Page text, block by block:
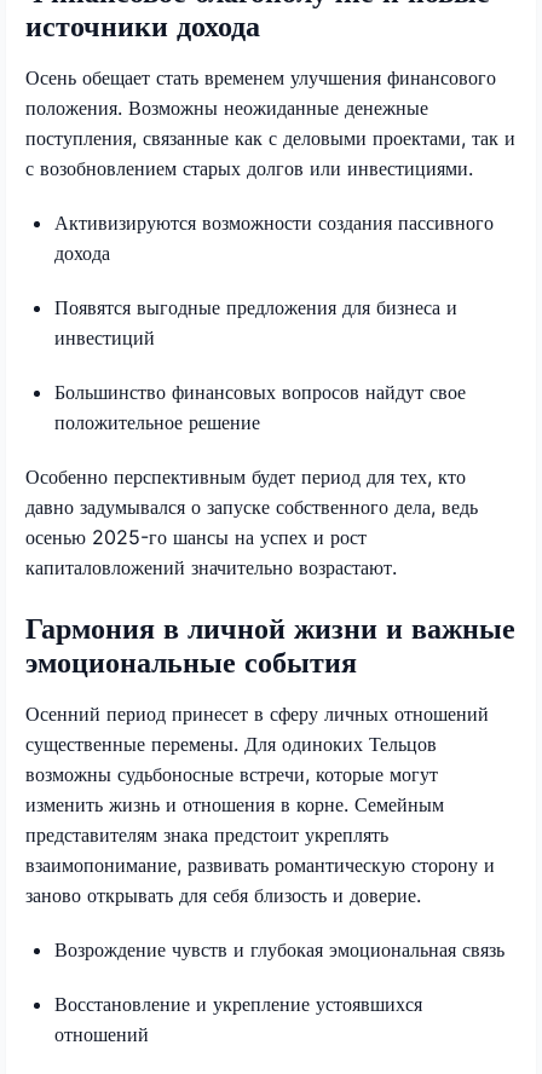
источники дохода
Осень обещает стать временем улучшения финансового
положения. Возможны неожиданные денежные
поступления, связанные как с деловыми проектами, так и
с возобновлением старых долгов или инвестициями.
Активизируются возможности создания пассивного
дохода
Появятся выгодные предложения для бизнеса и
инвестиций
Большинство финансовых вопросов найдут свое
положительное решение
Особенно перспективным будет период для тех, кто
давно задумывался о запуске собственного дела, ведь
осенью 2025-го шансы на успех и рост
капиталовложений значительно возрастают.
Гармония в личной жизни и важные
эмоциональные события
Осенний период принесет в сферу личных отношений
существенные перемены. Для одиноких Тельцов
возможны судьбоносные встречи, которые могут
изменить жизнь и отношения в корне. Семейным
представителям знака предстоит укреплять
взаимопонимание, развивать романтическую сторону и
заново открывать для себя близость и доверие.
Возрождение чувств и глубокая эмоциональная связь
Восстановление и укрепление устоявшихся
отношений